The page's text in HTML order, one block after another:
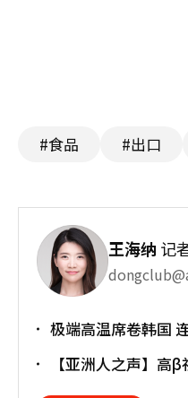
#食品 #出口
王海纳 记
极端高温席卷韩国
【亚洲人之声】高